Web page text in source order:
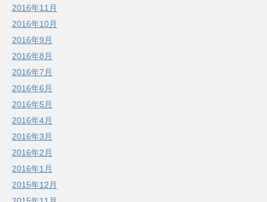
2016年11月
2016年10月
2016年9月
2016年8月
2016年7月
2016年6月
2016年5月
2016年4月
2016年3月
2016年2月
2016年1月
2015年12月